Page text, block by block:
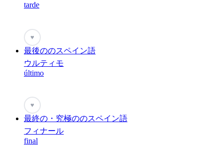
tarde
♥
最後ののスペイン語
ウルティモ
último
♥
最終の・究極ののスペイン語
フィナール
final